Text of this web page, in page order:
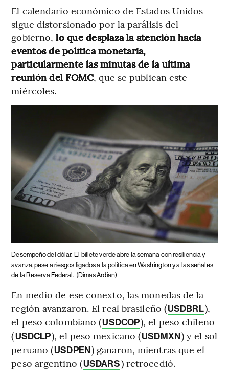
El calendario económico de Estados Unidos
sigue distorsionado por la parálisis del
gobierno,lo que desplaza la atención hacia
eventos de política monetaria,
particularmente las minutas de la última
reunión del FOMC, que se publican este
miércoles.
Desempeño del dólar. El billete verde abre la semana con resiliencia y
avanza, pese a riesgos ligados a la política en Washington y a las señales
de la Reserva Federal. (Dimas Ardian)
En medio de ese conexto, las monedas de la
región avanzaron. El real brasileño (USDBRL),
el peso colombiano (USDCOP), el peso chileno
(USDCLP), el peso mexicano (USDMXN) y el sol
peruano (USDPEN) ganaron, mientras que el
peso argentino (USDARS) retrocedió.